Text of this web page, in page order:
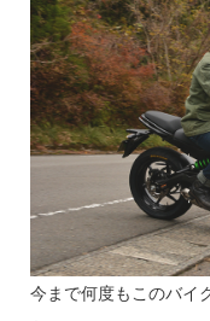
今まで何度もこのバイ